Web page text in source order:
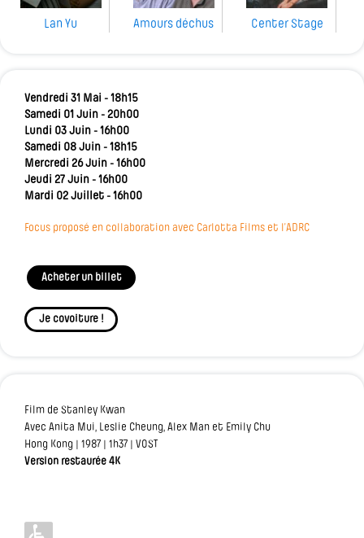
Lan Yu Amours déchus Center Stage
Vendredi 31 Mai - 18h15
Samedi 01 Juin - 20h00
Lundi 03 Juin - 16h00
Samedi 08 Juin - 18h15
Mercredi 26 Juin - 16h00
Jeudi 27 Juin - 16h00
Mardi 02 Juillet - 16h00
Focus proposé en collaboration avec Carlotta Films et l’ADRC
Acheter un billet
Je covoiture !
Film de Stanley Kwan
Avec Anita Mui, Leslie Cheung, Alex Man et Emily Chu
Hong Kong | 1987 | 1h37 | VOST
Version restaurée 4K